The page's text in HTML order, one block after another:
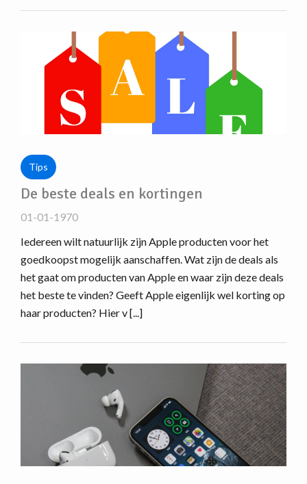
Tips
De beste deals en kortingen
01-01-1970
Iedereen wilt natuurlijk zijn Apple producten voor het
goedkoopst mogelijk aanschaffen. Wat zijn de deals als
het gaat om producten van Apple en waar zijn deze deals
het beste te vinden? Geeft Apple eigenlijk wel korting op
haar producten? Hier v [...]